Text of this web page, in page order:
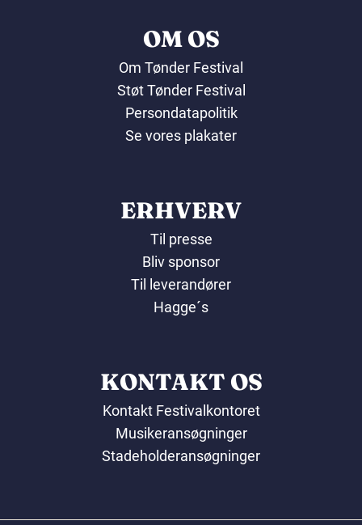
OM OS
Om Tønder Festival
Støt Tønder Festival
Persondatapolitik
Se vores plakater
ERHVERV
Til presse
Bliv sponsor
Til leverandører
Hagge´s
KONTAKT OS
Kontakt Festivalkontoret
Musikeransøgninger
Stadeholderansøgninger